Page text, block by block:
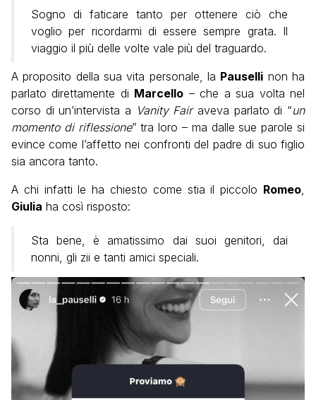
Sogno di faticare tanto per ottenere ciò che
voglio per ricordarmi di essere sempre grata. Il
viaggio il più delle volte vale più del traguardo.
A proposito della sua vita personale, la Pauselli non ha
parlato direttamente di Marcello – che a sua volta nel
corso di un’intervista a Vanity Fairaveva parlato di “un
momento di riflessione” tra loro – ma dalle sue parole si
evince come l’affetto nei confronti del padre di suo figlio
sia ancora tanto.
A chi infatti le ha chiesto come stia il piccolo Romeo
Giulia ha così risposto:
Sta bene, è amatissimo dai suoi genitori, dai
nonni, gli zii e tanti amici speciali.